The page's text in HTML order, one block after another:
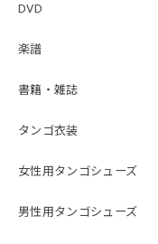
DVD
楽譜
書籍・雑誌
タンゴ衣装
女性用タンゴシューズ
男性用タンゴシューズ